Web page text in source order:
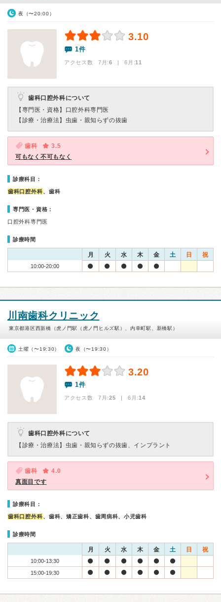
夜（〜20:00）
3.10
1件
アクセス数 7月:6 | 6月:11
歯科口腔外科について
【専門医・資格】 口腔外科専門医
【診療・治療法】 虫歯・親知らずの抜歯
歯科
3.5
可もなく不可もなく
診療科目：
歯科口腔外科、歯科
専門医・資格：
口腔外科専門医
診療時間
月 火 水 木 金 土 日 祝
10:00-20:00
川南歯科クリニック
東京都港区西新橋（虎ノ門駅（虎ノ門ヒルズ駅）、内幸町駅、新橋駅）
土曜（〜19:30） 夜（〜19:30）
3.20
1件
アクセス数 7月:25 | 6月:14
歯科口腔外科について
【診療・治療法】 虫歯・親知らずの抜歯、インプラント
歯科
4.0
真面目です
診療科目：
歯科口腔外科、歯科、矯正歯科、歯周病科、小児歯科
診療時間
月 火 水 木 金 土 日 祝
10:00-13:30
15:00-19:30